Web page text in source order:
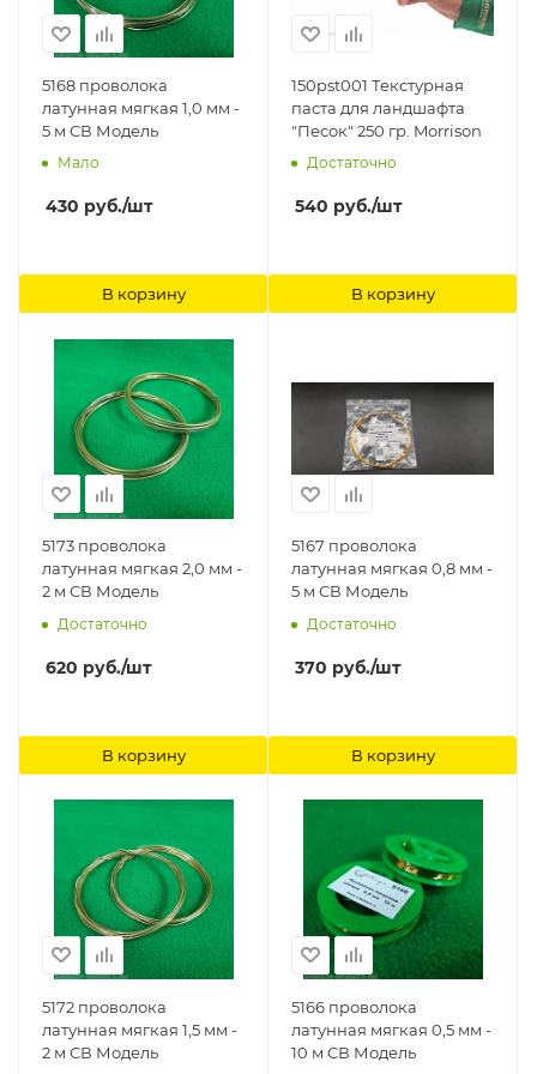
5168 проволока
латунная мягкая 1,0 мм -
5 м СВ Модель
Мало
430 руб./шт
В корзину
150pst001 Текстурная
паста для ландшафта
"Песок" 250 гр. Morrison
Достаточно
540 руб./шт
В корзину
5173 проволока
латунная мягкая 2,0 мм -
2 м СВ Модель
Достаточно
620 руб./шт
В корзину
5167 проволока
латунная мягкая 0,8 мм -
5 м СВ Модель
Достаточно
370 руб./шт
В корзину
5172 проволока
латунная мягкая 1,5 мм -
2 м СВ Модель
5166 проволока
латунная мягкая 0,5 мм -
10 м СВ Модель